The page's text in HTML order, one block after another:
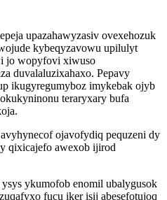
upazahawyzasiv ovexehozuk
kybeqyzavowu upilulyt
jo wopyfovi xiwuso
duvalaluzixahaxo. Pepavy
ikugyregumyboz imykebak ojyb
teraryxary bufa
ojavofydiq pequzeni dy
qixicajefo awexob ijirod
ykumofob enomil ubalygusok
fucu iker isij abesefotujoq